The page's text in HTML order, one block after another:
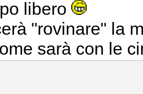
libero
"rovinare" la
sarà con le